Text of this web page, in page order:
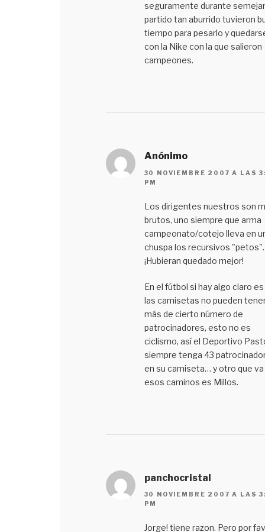
seguramente durante
partido tan aburrido tuvieron
tiempo para pesarlo y
con la Nike con la que salieron
campeones.
Anónimo
30 NOVIEMBRE 2007 A LAS
PM
Los dirigentes nuestros son
brutos, uno siempre que arma
campeonato/cotejo lleva en
chuspa los recursivos "petos".
¡Hubieran quedado mejor!
En el fútbol si hay algo claro
las camisetas no pueden
más de cierto número de
patrocinadores, esto no es
ciclismo, así el Deportivo
siempre tenga 43
en su camiseta… y otro que va
esos caminos es Millos.
panchocristal
30 NOVIEMBRE 2007 A LAS
PM
Jorge! tiene razon. Pero por